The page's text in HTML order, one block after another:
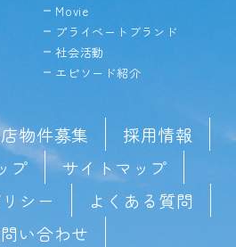
Movie
プライベートブランド
社会活動
エピソード紹介
物件募集
採用情報
プ
サイトマップ
シー
よくある質問
い合わせ